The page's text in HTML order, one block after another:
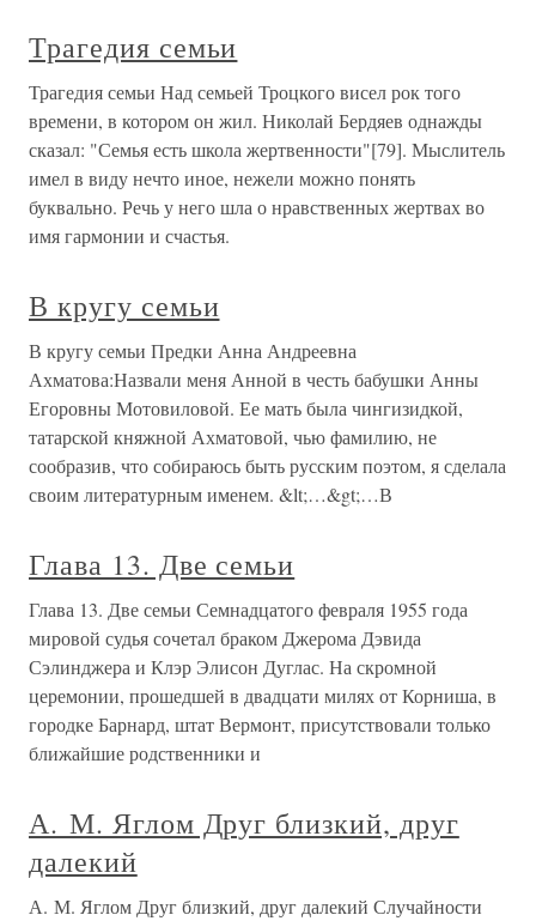
Трагедия семьи
Трагедия семьи Над семьей Троцкого висел рок того
времени, в котором он жил. Николай Бердяев однажды
сказал: "Семья есть школа жертвенности"[79]. Мыслитель
имел в виду нечто иное, нежели можно понять
буквально. Речь у него шла о нравственных жертвах во
имя гармонии и счастья.
В кругу семьи
В кругу семьи Предки Анна Андреевна
Ахматова:Назвали меня Анной в честь бабушки Анны
Егоровны Мотовиловой. Ее мать была чингизидкой,
татарской княжной Ахматовой, чью фамилию, не
сообразив, что собираюсь быть русским поэтом, я сделала
своим литературным именем. &lt;…&gt;…В
Глава 13. Две семьи
Глава 13. Две семьи Семнадцатого февраля 1955 года
мировой судья сочетал браком Джерома Дэвида
Сэлинджера и Клэр Элисон Дуглас. На скромной
церемонии, прошедшей в двадцати милях от Корниша, в
городке Барнард, штат Вермонт, присутствовали только
ближайшие родственники и
А. М. Яглом Друг близкий, друг
далекий
А. М. Яглом Друг близкий, друг далекий Случайности